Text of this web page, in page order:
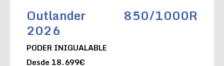
Outlander 850/1000R
2026
PODER INIGUALABLE
Desde 18.699€